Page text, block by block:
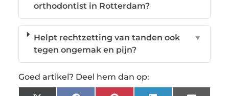
orthodontist in Rotterdam?
Helpt rechtzetting van tanden ook
tegen ongemak en pijn?
▼
Goed artikel? Deel hem dan op: